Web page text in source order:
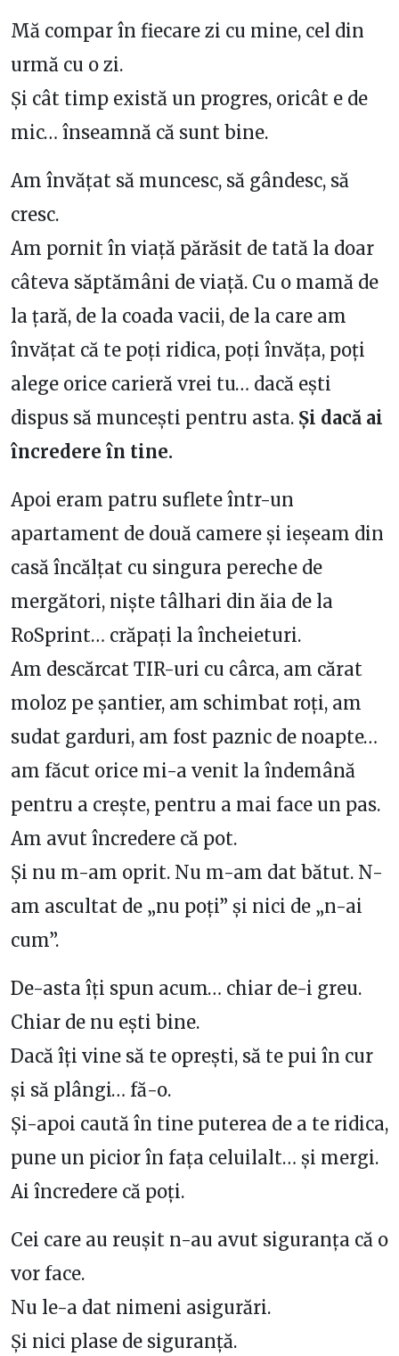
Mă compar în fiecare zi cu mine, cel din
urmă cu o zi.
Și cât timp există un progres, oricât e de
mic… înseamnă că sunt bine.
Am învățat să muncesc, să gândesc, să
cresc.
Am pornit în viață părăsit de tată la doar
câteva săptămâni de viață. Cu o mamă de
la țară, de la coada vacii, de la care am
învățat că te poți ridica, poți învăța, poți
alege orice carieră vrei tu… dacă ești
dispus să muncești pentru asta. Și dacă ai
încredere în tine.
Apoi eram patru suflete într-un
apartament de două camere și ieșeam din
casă încălțat cu singura pereche de
mergători, niște tâlhari din ăia de la
RoSprint… crăpați la încheieturi.
Am descărcat TIR-uri cu cârca, am cărat
moloz pe șantier, am schimbat roți, am
sudat garduri, am fost paznic de noapte…
am făcut orice mi-a venit la îndemână
pentru a crește, pentru a mai face un pas.
Am avut încredere că pot.
Și nu m-am oprit. Nu m-am dat bătut. N-
am ascultat de „nu poți” și nici de „n-ai
cum”.
De-asta îți spun acum… chiar de-i greu.
Chiar de nu ești bine.
Dacă îți vine să te oprești, să te pui în cur
și să plângi… fă-o.
Și-apoi caută în tine puterea de a te ridica,
pune un picior în fața celuilalt… și mergi.
Ai încredere că poți.
Cei care au reușit n-au avut siguranța că o
vor face.
Nu le-a dat nimeni asigurări.
Și nici plase de siguranță.